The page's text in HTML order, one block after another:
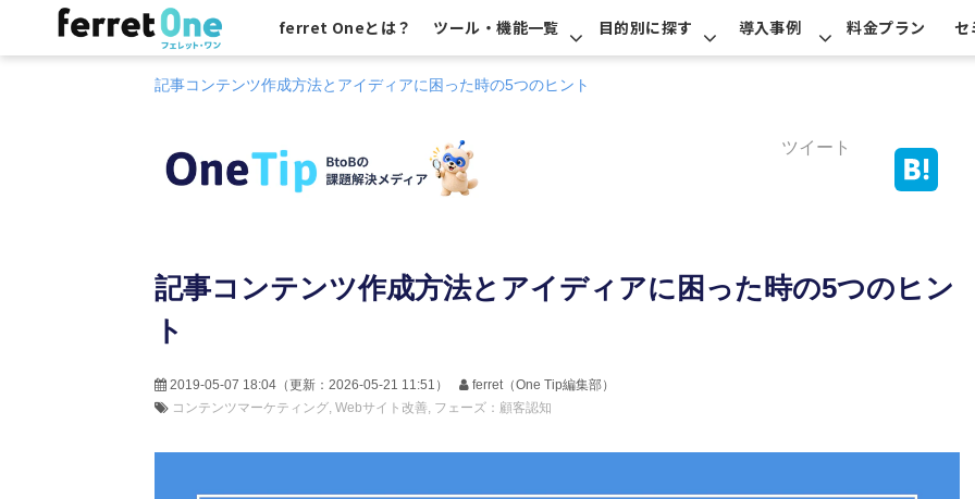
ferret Oneとは？ ツール・機能一覧 目的別に探す 導入事例 料金プラン セ
記事コンテンツ作成方法とアイディアに困った時の5つのヒント
ツイート
記事コンテンツ作成方法とアイディアに困った時の5つのヒン
ト
2019-05-07 18:04 （更新： 2026-05-21 11:51 ）
ferret（One Tip編集部）
コンテンツマーケティング Webサイト改善 フェーズ：顧客認知